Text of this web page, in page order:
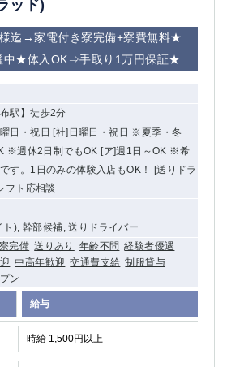
ッド)
迄→家電付き寮完備+寮費無料★
中★体入OK⇒手取り1万円保証★
駅】徒歩2分
日・祝日 [社]日曜日・祝日 ※夏季・冬
※週休2日制でもOK [ア]週1日～OK ※希
す。1日のみの体験入店もOK！ [送りドラ
フト応相談
ト), 幹部候補, 送りドライバー
寮完備 送りあり 年齢不問 経験者優遇
中高年歓迎 交通費支給 制服貸与
ン
給与
時給 1,500円以上